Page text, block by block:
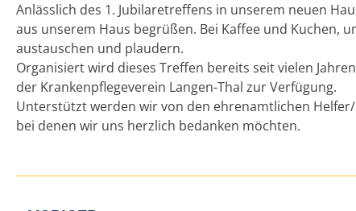
Anlässlich des 1. Jubilaretreffens in unserem neuen
aus unserem Haus begrüßen. Bei Kaffee und Kuchen,
austauschen und plaudern.
Organisiert wird dieses Treffen bereits seit vielen
der Krankenpflegeverein Langen-Thal zur Verfügung.
Unterstützt werden wir von den ehrenamtlichen
bei denen wir uns herzlich bedanken möchten.